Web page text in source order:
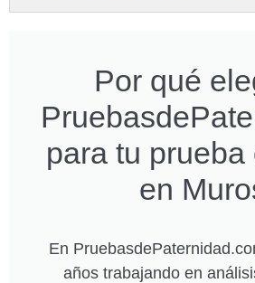
Por qué
para tu prueba
en
En
años trabajando en